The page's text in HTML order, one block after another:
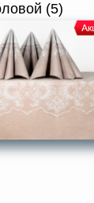
(5)